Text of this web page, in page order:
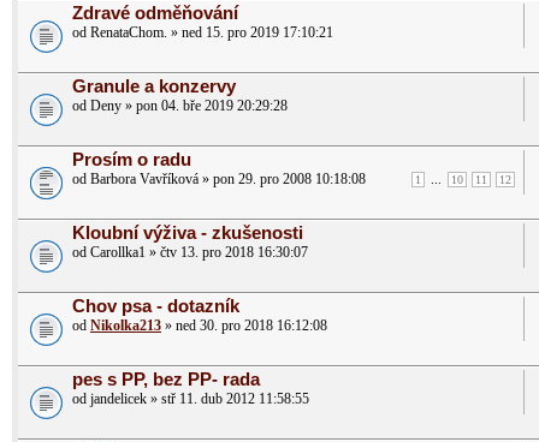
Zdravé odměňování
od RenataChom. » ned 15. pro 2019 17:10:21
Granule a konzervy
od Deny » pon 04. bře 2019 20:29:28
Prosím o radu
1 10 11 12
od Barbora Vavříková » pon 29. pro 2008 10:18:08
Kloubní výživa - zkušenosti
od Carollka1 » čtv 13. pro 2018 16:30:07
Chov psa - dotazník
od Nikolka213 » ned 30. pro 2018 16:12:08
pes s PP, bez PP- rada
od jandelicek » stř 11. dub 2012 11:58:55